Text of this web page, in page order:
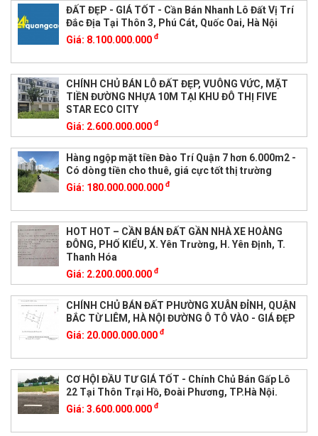
ĐẤT ĐẸP - GIÁ TỐT - Cần Bán Nhanh Lô Đất Vị Trí
Đắc Địa Tại Thôn 3, Phú Cát, Quốc Oai, Hà Nội
Giá: 8.100.000.000 đ
CHÍNH CHỦ BÁN LÔ ĐẤT ĐẸP, VUÔNG VỨC, MẶT
TIỀN ĐƯỜNG NHỰA 10M TẠI KHU ĐÔ THỊ FIVE
STAR ECO CITY
Giá: 2.600.000.000 đ
Hàng ngộp mặt tiền Đào Trí Quận 7 hơn 6.000m2 -
Có dòng tiền cho thuê, giá cực tốt thị trường
Giá: 180.000.000.000 đ
HOT HOT – CẦN BÁN ĐẤT GẦN NHÀ XE HOÀNG
ĐÔNG, PHỐ KIỂU, X. Yên Trường, H. Yên Định, T.
Thanh Hóa
Giá: 2.200.000.000 đ
CHÍNH CHỦ BÁN ĐẤT PHƯỜNG XUÂN ĐỈNH, QUẬN
BẮC TỪ LIÊM, HÀ NỘI ĐƯỜNG Ô TÔ VÀO - GIÁ ĐẸP
Giá: 20.000.000.000 đ
CƠ HỘI ĐẦU TƯ GIÁ TỐT - Chính Chủ Bán Gấp Lô
22 Tại Thôn Trại Hồ, Đoài Phương, TP.Hà Nội.
Giá: 3.600.000.000 đ